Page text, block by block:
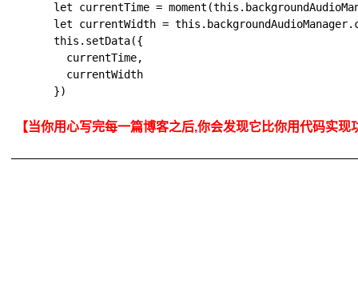
let currentTime =
let currentWidth =
      this.setData({
        currentTime,
        currentWidth
【当你用心写完每一篇博客之后,你会发现它比你用代码实现